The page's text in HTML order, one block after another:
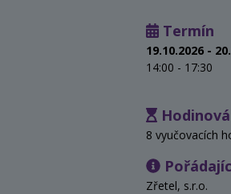
Termín
19.10.2026 -
14:00 - 17:30
8 vyučovacích
Zřetel, s.r.o.